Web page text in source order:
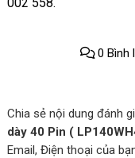
0 Bình
Chia sẻ nội dung đánh
dày 40 Pin (
Email, Điện thoại của